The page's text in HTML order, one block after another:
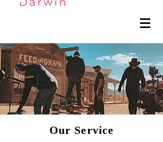
Our ​Service